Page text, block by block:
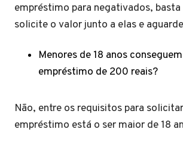
empréstimo para negativados,
solicite o valor junto a elas e
Menores de 18 anos
empréstimo de 200 reais?
Não, entre os requisitos para
empréstimo está o ser maior de 18